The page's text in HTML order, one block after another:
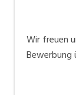
Wir freuen
Bewerbung